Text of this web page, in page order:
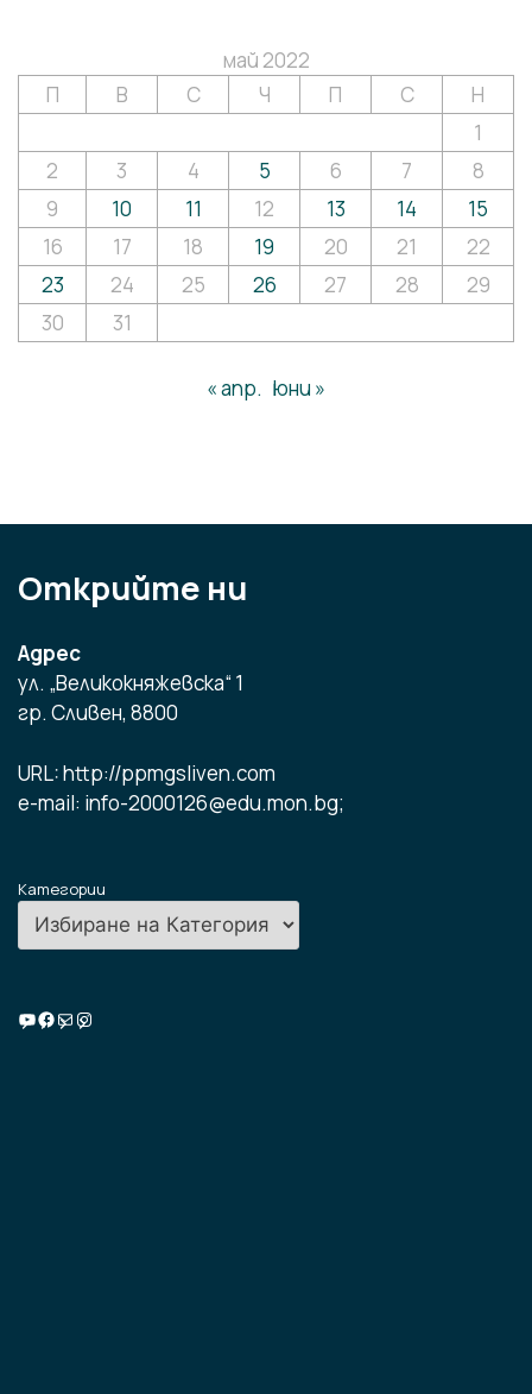
май 2022
П
В С Ч П С
Н
1
2
3 4 5 6 7
8
9
10 11 12 13 14
15
16
17 18 19 20 21
22
23
24 25 26 27 28
29
30
31
« апр. юни »
Открийте ни
Адрес
ул. „Великокняжевска“ 1
гр. Сливен, 8800
URL: http://ppmgsliven.com
e-mail: info-2000126@edu.mon.bg;
Категории
Училищна ТВFacebook
Имейл
Instagram